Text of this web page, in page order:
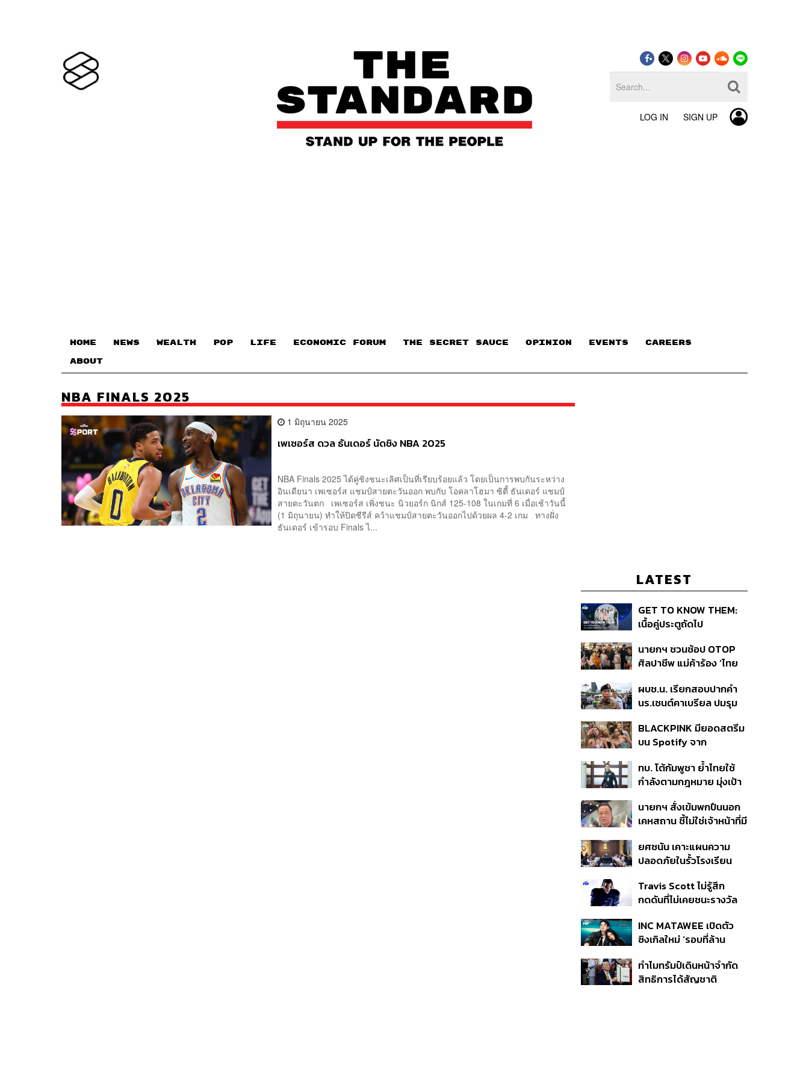
LOG IN SIGN UP
HOME NEWS WEALTH POP LIFE ECONOMIC FORUM THE SECRET SAUCE​ OPINION EVENTS CAREERS
ABOUT
NBA FINALS 2025
1 มิถุนายน 2025
เพเซอร์ส ดวล ธันเดอร์ นัดชิง NBA 2025
NBA Finals 2025 ได้คู่ชิงชนะเลิศเป็นที่เรียบร้อยแล้ว โดยเป็นการพบกันระหว่าง
อินเดียนา เพเซอร์ส แชมป์สายตะวันออก พบกับ โอคลาโฮมา ซิตี้ ธันเดอร์ แชมป์
สายตะวันตก เพเซอร์ส เพิ่งชนะ นิวยอร์ก นิกส์ 125-108 ในเกมที่ 6 เมื่อเช้าวันนี้
(1 มิถุนายน) ทำให้ปิดซีรีส์ คว้าแชมป์สายตะวันออกไปด้วยผล 4-2 เกม ทางฝั่ง
ธันเดอร์ เข้ารอบ Finals ไ...
LATEST
GET TO KNOW THEM:
เนื้อคู่ประตูถัดไป
นายกฯ ชวนช้อป OTOP
ศิลปาชีพ แม่ค้าร้อง ‘ไทย
ถามมีต่อไหม นายกฯ ตอบ
‘เดี๋ยวจะพยายาม’
ผบช.น. เรียกสอบปากคำ
นร.เซนต์คาเบรียล ปมรุม
ดำเนินคดีแล้ว
BLACKPINK มียอดสตรีม
บน Spotify จาก
ครั้ง ตลอด 10 ปีที่ผ่านมา
ทบ. โต้กัมพูชา ย้ำไทยใช้
กำลังตามกฎหมาย มุ่งเป้า
หายไทยไม่อาจลบด้วย
ข้อมูลบิดเบือน
นายกฯ สั่งเข้มพกปืนนอก
เคหสถาน ชี้ไม่ใช่เจ้าหน้าที่มี
ก่อเหตุ เจ้าของร่วมรับผิด
ยศชนัน เคาะแผนความ
ปลอดภัยในรั้วโรงเรียน
ดูแล-คุมเข้มคัดกรองสิ่ง
ผิดกฎหมาย
Travis Scott ไม่รู้สึก
กดดันที่ไม่เคยชนะรางวัล
แล้ว 10 ครั้ง
INC MATAWEE เปิดตัว
ซิงเกิลใหม่ ‘รอบที่ล้าน
มาแสดงในมิวสิกวิดีโอ
ทำไมทรัมป์เดินหน้าจำกัด
สิทธิการได้สัญชาติ